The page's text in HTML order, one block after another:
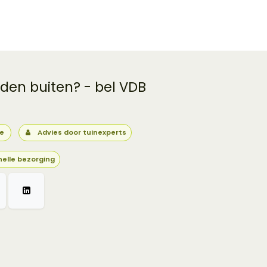
buiten? - bel VDB
Advies door tuinexperts
bezorging